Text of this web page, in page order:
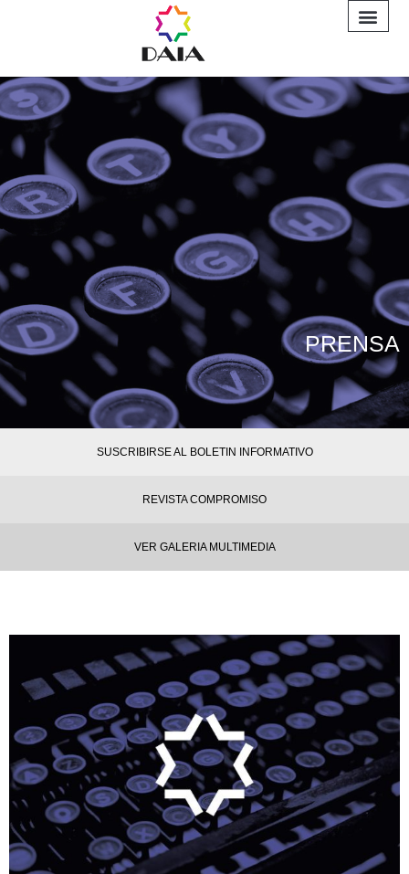
PRENSA
SUSCRIBIRSE AL BOLETIN INFORMATIVO
REVISTA COMPROMISO
VER GALERIA MULTIMEDIA